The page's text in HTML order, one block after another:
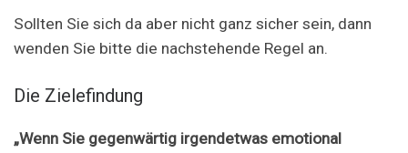
Sollten Sie sich da aber nicht ganz sicher sein, dann
wenden Sie bitte die nachstehende Regel an.
Die Zielefindung
„Wenn Sie gegenwärtig irgendetwas emotional